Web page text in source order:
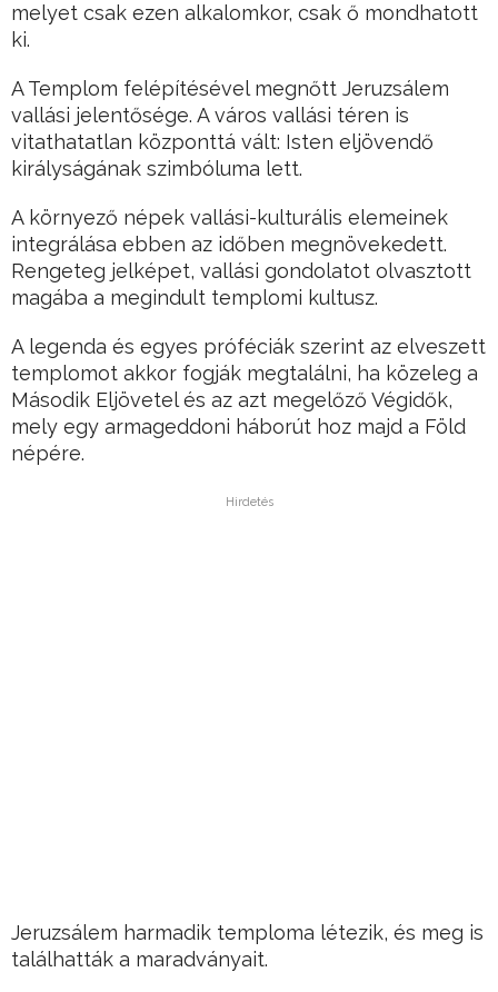
melyet csak ezen alkalomkor, csak ő mondhatott
ki.
A Templom felépítésével megnőtt Jeruzsálem
vallási jelentősége. A város vallási téren is
vitathatatlan központtá vált: Isten eljövendő
királyságának szimbóluma lett.
A környező népek vallási-kulturális elemeinek
integrálása ebben az időben megnövekedett.
Rengeteg jelképet, vallási gondolatot olvasztott
magába a megindult templomi kultusz.
A legenda és egyes próféciák szerint az elveszett
templomot akkor fogják megtalálni, ha közeleg a
Második Eljövetel és az azt megelőző Végidők,
mely egy armageddoni háborút hoz majd a Föld
népére.
Hirdetés
Jeruzsálem harmadik temploma létezik, és meg is
találhatták a maradványait.